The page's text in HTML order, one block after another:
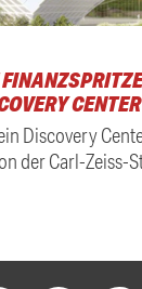
CENTER
Discovery
der Carl-Zeiss-